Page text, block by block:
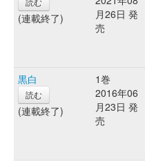
(連載終了)
月26日 発
売
黒白
読む
(連載終了)
1巻
2016年06
月23日 発
売